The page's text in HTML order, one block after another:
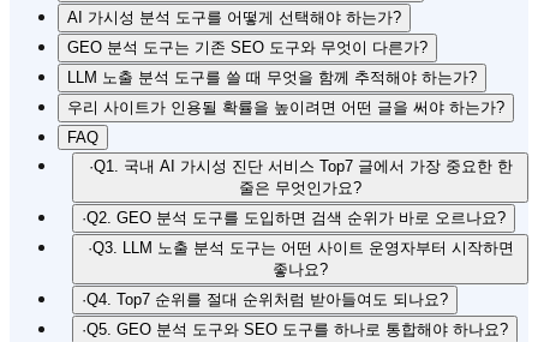
AI 가시성 분석 도구를 어떻게 선택해야 하는가?
GEO 분석 도구는 기존 SEO 도구와 무엇이 다른가?
LLM 노출 분석 도구를 쓸 때 무엇을 함께 추적해야 하는가?
우리 사이트가 인용될 확률을 높이려면 어떤 글을 써야 하는가?
FAQ
·Q1. 국내 AI 가시성 진단 서비스 Top7 글에서 가장 중요한 한
줄은 무엇인가요?
·Q2. GEO 분석 도구를 도입하면 검색 순위가 바로 오르나요?
·Q3. LLM 노출 분석 도구는 어떤 사이트 운영자부터 시작하면
좋나요?
·Q4. Top7 순위를 절대 순위처럼 받아들여도 되나요?
·Q5. GEO 분석 도구와 SEO 도구를 하나로 통합해야 하나요?